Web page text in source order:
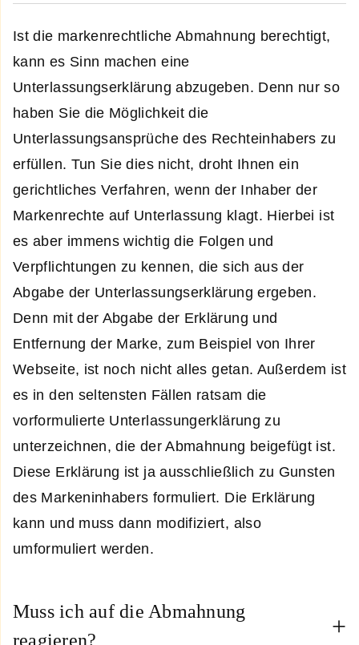
Ist die markenrechtliche Abmahnung berechtigt,
kann es Sinn machen eine
Unterlassungserklärung abzugeben. Denn nur so
haben Sie die Möglichkeit die
Unterlassungsansprüche des Rechteinhabers zu
erfüllen. Tun Sie dies nicht, droht Ihnen ein
gerichtliches Verfahren, wenn der Inhaber der
Markenrechte auf Unterlassung klagt. Hierbei ist
es aber immens wichtig die Folgen und
Verpflichtungen zu kennen, die sich aus der
Abgabe der Unterlassungserklärung ergeben.
Denn mit der Abgabe der Erklärung und
Entfernung der Marke, zum Beispiel von Ihrer
Webseite, ist noch nicht alles getan. Außerdem ist
es in den seltensten Fällen ratsam die
vorformulierte Unterlassungerklärung zu
unterzeichnen, die der Abmahnung beigefügt ist.
Diese Erklärung ist ja ausschließlich zu Gunsten
des Markeninhabers formuliert. Die Erklärung
kann und muss dann modifiziert, also
umformuliert werden.
Muss ich auf die Abmahnung
reagieren?